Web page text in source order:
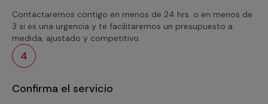
Contactaremos contigo en menos de 24 hrs. o en menos de
3 si es una urgencia y te facilitaremos un presupuesto a
medida, ajustado y competitivo.
4
Confirma el servicio